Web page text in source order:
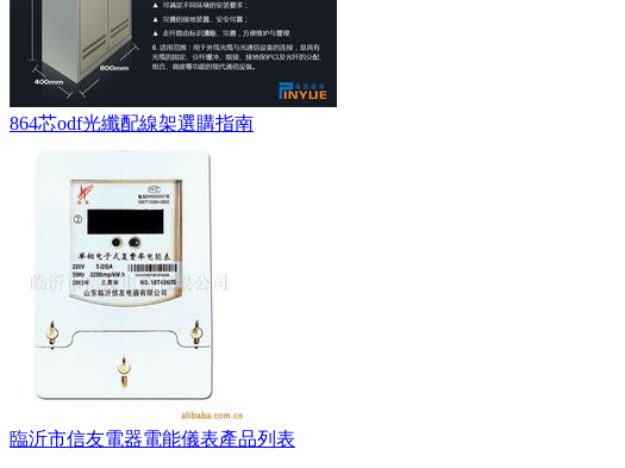
864芯odf光纖配線架選購指南
臨沂市信友電器電能儀表產品列表